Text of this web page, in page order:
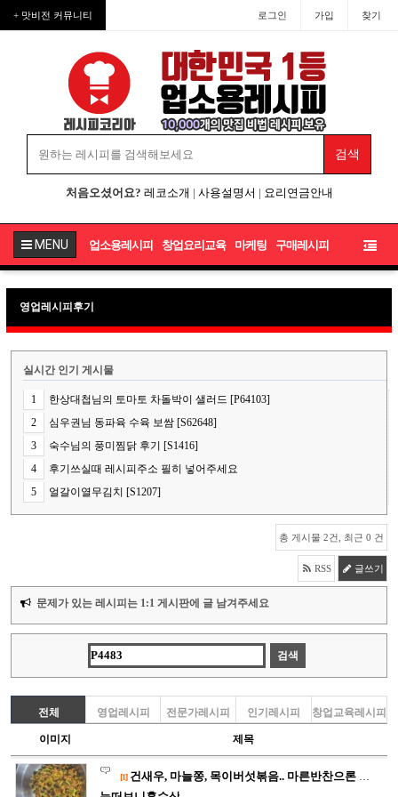
+ 맛비전 커뮤니티 로그인 가입 찾기
처음오셨어요? 레코소개 | 사용설명서 | 요리연금안내
MENU 업소용레시피 창업요리교육 마케팅 구매레시피
영업레시피후기
실시간 인기 게시물
1
한상대첩님의 토마토 차돌박이 샐러드 [P64103]
2
심우권님 동파육 수육 보쌈 [S62648]
3
숙수님의 풍미찜닭 후기 [S1416]
4
후기쓰실때 레시피주소 필히 넣어주세요
5
얼갈이열무김치 [S1207]
총 게시물 2건, 최근 0 건
RSS 글쓰기
문제가 있는 레시피는 1:1 게시판에 글 남겨주세요
전체 영업레시피 전문가레시피 인기레시피 창업교육레시피
이미지 제목
[1] 건새우, 마늘쫑, 목이버섯볶음.. 마른반찬으론 맛과 비쥬얼 짱!…